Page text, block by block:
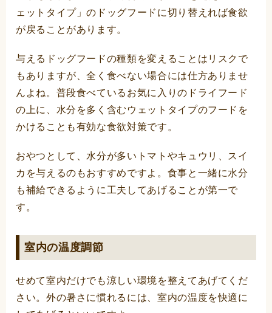
ェットタイプ」のドッグフードに切り替えれば食欲
が戻ることがあります。
与えるドッグフードの種類を変えることはリスクで
もありますが、全く食べない場合には仕方ありませ
んよね。普段食べているお気に入りのドライフード
の上に、水分を多く含むウェットタイプのフードを
かけることも有効な食欲対策です。
おやつとして、水分が多いトマトやキュウリ、スイ
カを与えるのもおすすめですよ。食事と一緒に水分
も補給できるように工夫してあげることが第一で
す。
室内の温度調節
せめて室内だけでも涼しい環境を整えてあげてくだ
さい。外の暑さに慣れるには、室内の温度を快適に